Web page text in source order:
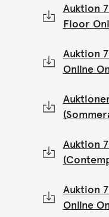
Auktion
Floor
Auktion
Online
Auktion
Auktion
Online